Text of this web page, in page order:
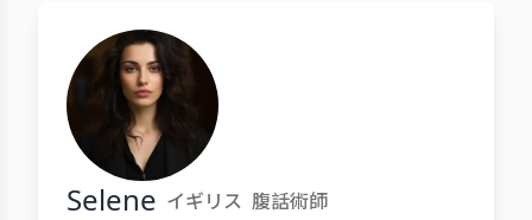
Selene イギリス 腹話術師